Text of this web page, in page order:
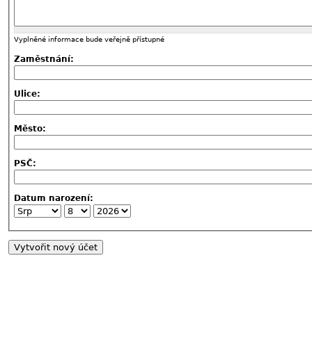
Vyplněné informace bude veřejně přístupné
Zaměstnání:
Ulice:
Město:
PSČ:
Datum narození: